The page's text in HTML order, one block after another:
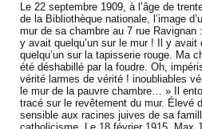
Le 22 septembre 1909, à l’âge de
de la Bibliothèque nationale, l’image
mur de sa chambre au 7 rue Ravignan
y avait quelqu’un sur le mur ! Il y avait
quelqu’un sur la tapisserie rouge. Ma
été déshabillé par la foudre. Oh,
vérité larmes de vérité ! inoubliables
le mur de la pauvre chambre… » Il
tracé sur le revêtement du mur. Élevé
sensible aux racines juives de sa